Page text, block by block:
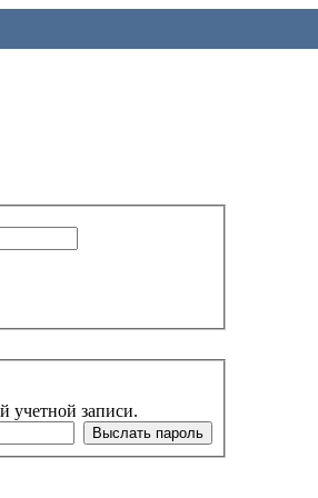
учетной записи.